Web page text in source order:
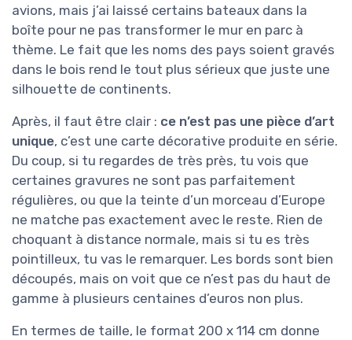
avions, mais j’ai laissé certains bateaux dans la
boîte pour ne pas transformer le mur en parc à
thème. Le fait que les noms des pays soient gravés
dans le bois rend le tout plus sérieux que juste une
silhouette de continents.
Après, il faut être clair : ce n’est pas une pièce d’art
unique, c’est une carte décorative produite en série.
Du coup, si tu regardes de très près, tu vois que
certaines gravures ne sont pas parfaitement
régulières, ou que la teinte d’un morceau d’Europe
ne matche pas exactement avec le reste. Rien de
choquant à distance normale, mais si tu es très
pointilleux, tu vas le remarquer. Les bords sont bien
découpés, mais on voit que ce n’est pas du haut de
gamme à plusieurs centaines d’euros non plus.
En termes de taille, le format 200 x 114 cm donne